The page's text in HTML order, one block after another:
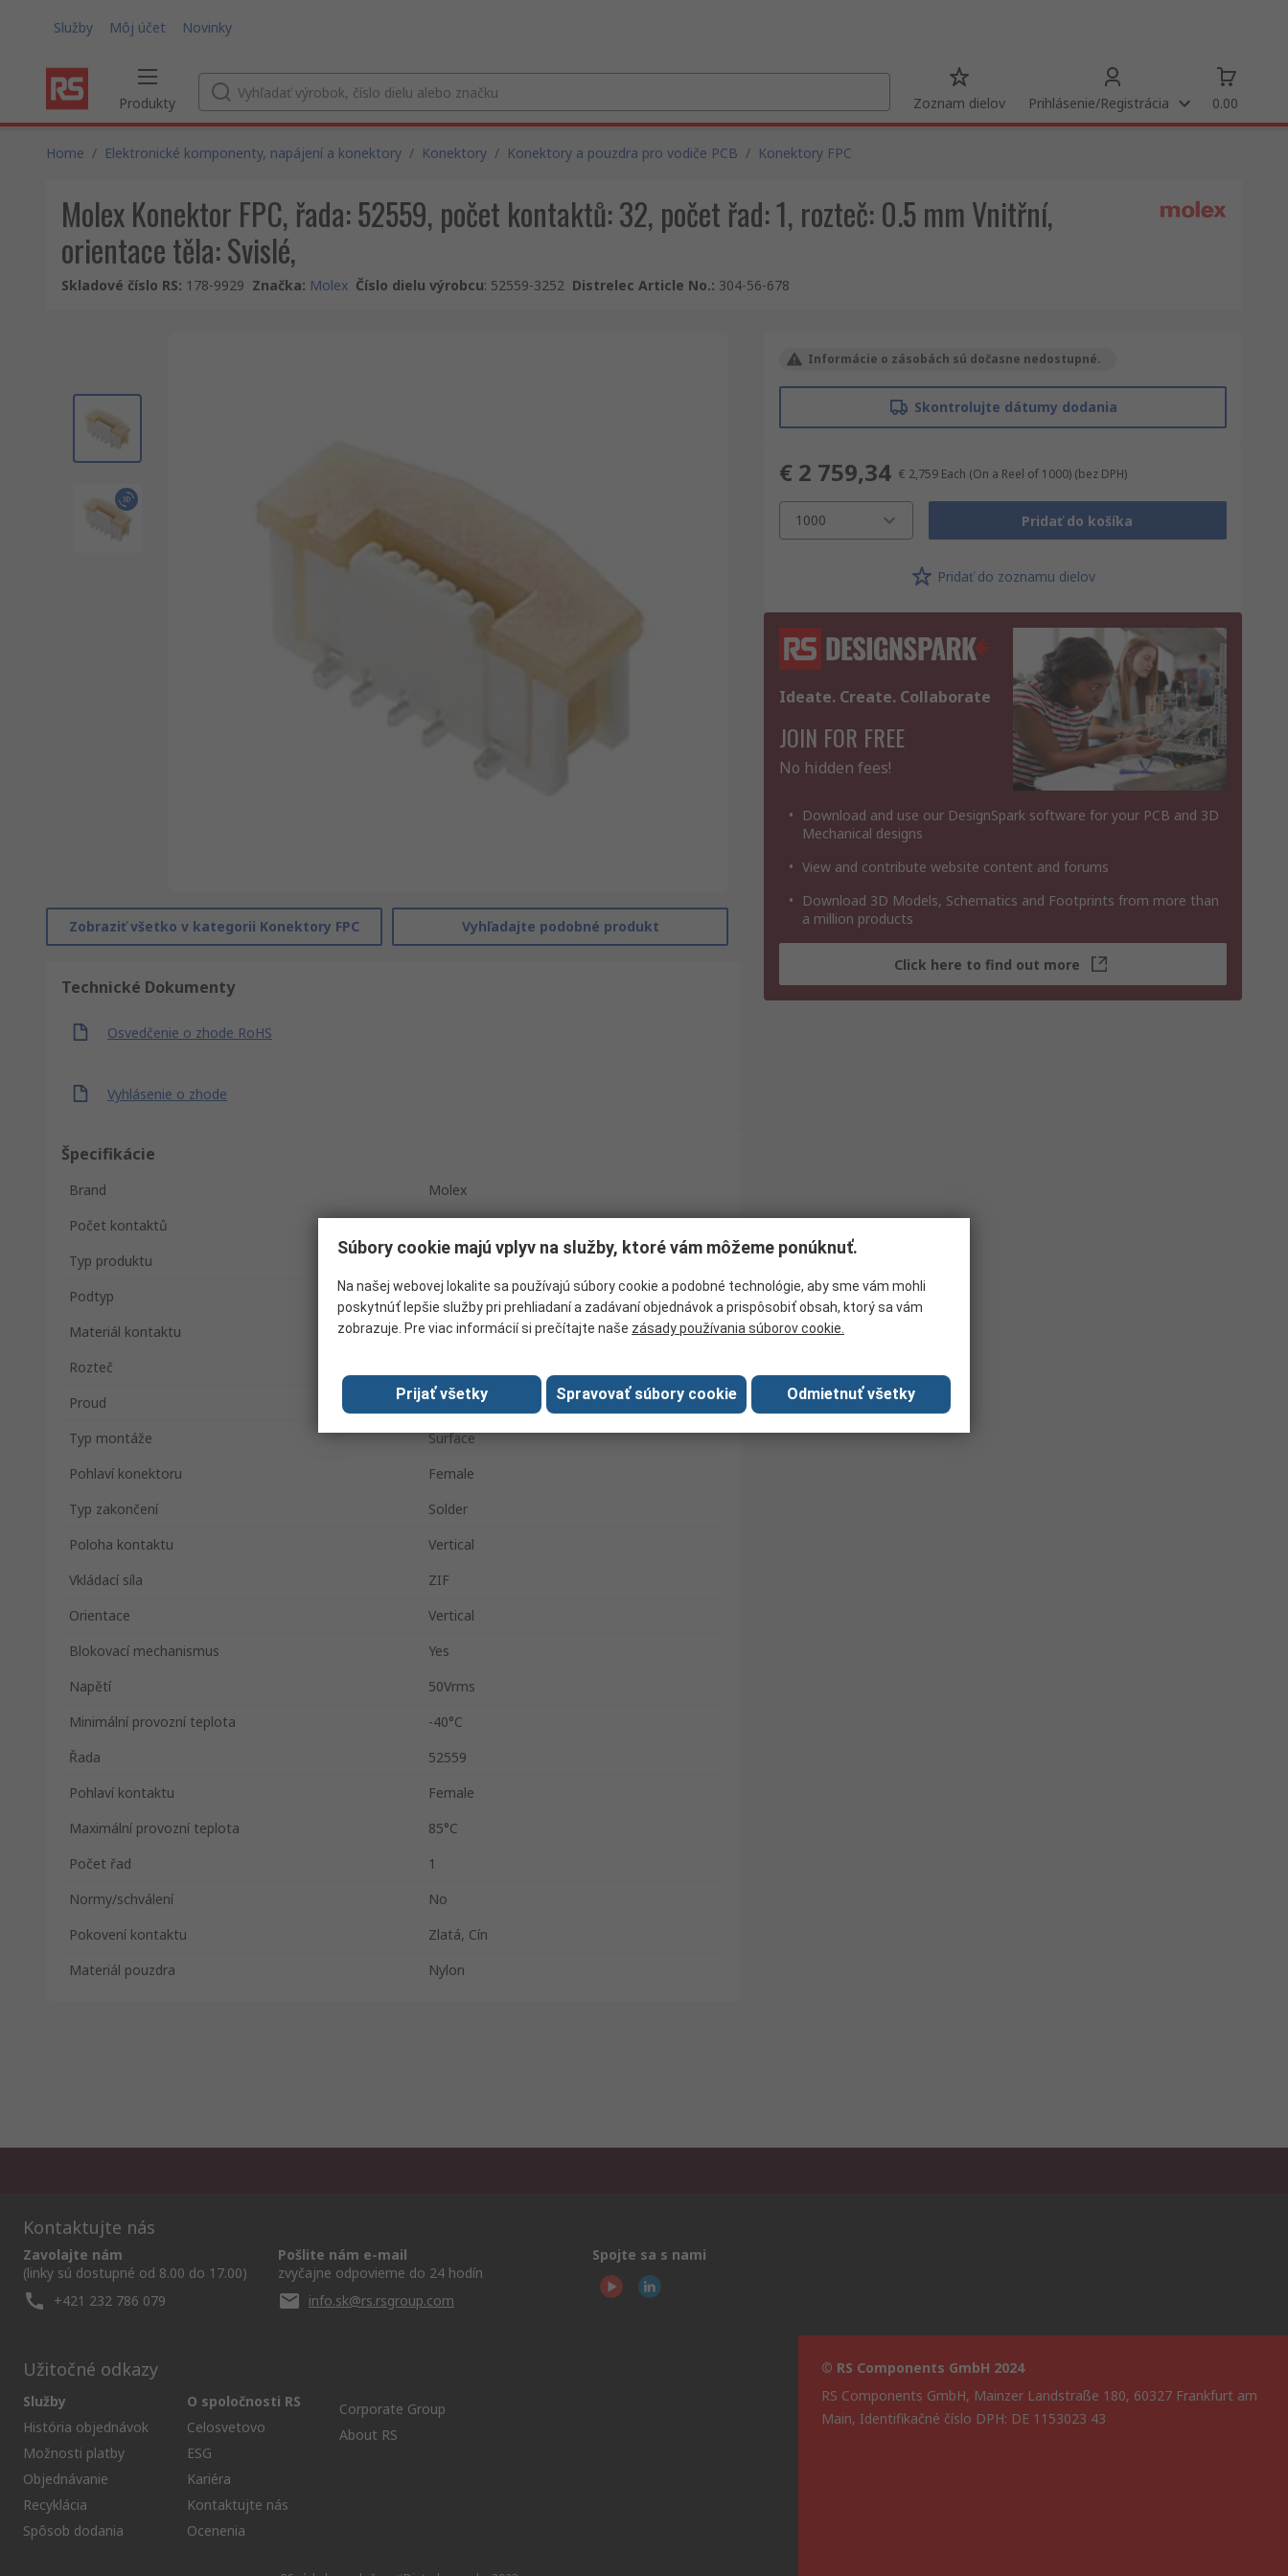
Služby Môj účet Novinky
Produkty Zoznam dielov Prihlásenie/Registrácia 0.00
Home / Elektronické komponenty, napájení a konektory / Konektory / Konektory a pouzdra pro vodiče PCB / Konektory FPC
Molex Konektor FPC, řada: 52559, počet kontaktů: 32, počet řad: 1, rozteč: 0.5 mm Vnitřní,
orientace těla: Svislé,
Skladové číslo RS: 178-9929 Značka: Molex Číslo dielu výrobcu: 52559-3252 Distrelec Article No.: 304-56-678
Zobraziť všetko v kategorii Konektory FPC Vyhľadajte podobné produkt
Technické Dokumenty
Osvedčenie o zhode RoHS
Vyhlásenie o zhode
Špecifikácie
Brand
Molex
Počet kontaktů
Typ produktu
Konektor FPC
Podtyp
Snadno připojitelný konektor FFC/FPC
Materiál kontaktu
Phosphor Bronze
Rozteč
Proud
500mA
Typ montáže
Surface
Pohlaví konektoru
Female
Typ zakončení
Solder
Poloha kontaktu
Vertical
Vkládací síla
ZIF
Orientace
Vertical
Blokovací mechanismus
Yes
Napětí
50Vrms
Minimální provozní teplota
-40°C
Řada
52559
Pohlaví kontaktu
Female
Maximální provozní teplota
85°C
Počet řad
1
Normy/schválení
No
Pokovení kontaktu
Zlatá, Cín
Materiál pouzdra
Nylon
Informácie o zásobách sú dočasne nedostupné.
Skontrolujte dátumy dodania
€ 2 759,34 € 2,759 Each (On a Reel of 1000) (bez DPH)
1000 Pridať do košíka
Pridať do zoznamu dielov
Ideate. Create. Collaborate
JOIN FOR FREE
No hidden fees!
Download and use our DesignSpark software for your PCB and 3D
Mechanical designs
View and contribute website content and forums
Download 3D Models, Schematics and Footprints from more than
a million products
Click here to find out more
Kontaktujte nás
Zavolajte nám
(linky sú dostupné od 8.00 do 17.00)
+421 232 786 079
Pošlite nám e-mail
zvyčajne odpovieme do 24 hodín
info.sk@rs.rsgroup.com
Spojte sa s nami
Užitočné odkazy
Služby
História objednávok
Možnosti platby
Objednávanie
Recyklácia
Spôsob dodania
O spoločnosti RS
Celosvetovo
ESG
Kariéra
Kontaktujte nás
Ocenenia
Corporate Group
About RS
© RS Components GmbH 2024
RS Components GmbH, Mainzer Landstraße 180, 60327 Frankfurt am
Main, Identifikačné číslo DPH: DE 1153023 43
Súbory cookie majú vplyv na služby, ktoré vám môžeme ponúknuť.
Na našej webovej lokalite sa používajú súbory cookie a podobné technológie, aby sme vám mohli
poskytnúť lepšie služby pri prehliadaní a zadávaní objednávok a prispôsobiť obsah, ktorý sa vám
zobrazuje. Pre viac informácií si prečítajte naše zásady používania súborov cookie.
Prijať všetky Spravovať súbory cookie Odmietnuť všetky